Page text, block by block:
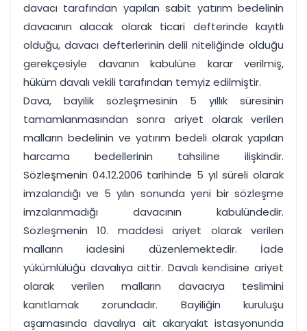
davacı tarafından yapılan sabit yatırım bedelinin
davacının alacak olarak ticari defterinde kayıtlı
olduğu, davacı defterlerinin delil niteliğinde olduğu
gerekçesiyle davanın kabulüne karar verilmiş,
hüküm davalı vekili tarafından temyiz edilmiştir.
Dava, bayilik sözleşmesinin 5 yıllık süresinin
tamamlanmasından sonra ariyet olarak verilen
malların bedelinin ve yatırım bedeli olarak yapılan
harcama bedellerinin tahsiline ilişkindir.
Sözleşmenin 04.12.2006 tarihinde 5 yıl süreli olarak
imzalandığı ve 5 yılın sonunda yeni bir sözleşme
imzalanmadığı davacının kabulündedir.
Sözleşmenin 10. maddesi ariyet olarak verilen
malların iadesini düzenlemektedir. İade
yükümlülüğü davalıya aittir. Davalı kendisine ariyet
olarak verilen malların davacıya teslimini
kanıtlamak zorundadır. Bayiliğin kuruluşu
aşamasında davalıya ait akaryakıt istasyonunda